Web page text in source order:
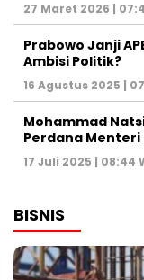
27 Maret 2026 |
Prabowo Janji
Ambisi Politik?
16 Agustus 2025 |
Mohammad
Perdana Menteri
17 Juli 2025 | 08:44
BISNIS